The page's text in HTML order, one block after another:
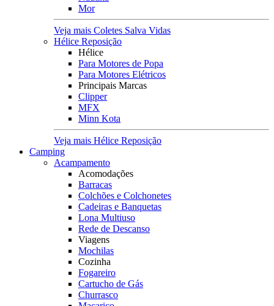
Mor
Veja mais Coletes Salva Vidas
Hélice Reposição
Hélice
Para Motores de Popa
Para Motores Elétricos
Principais Marcas
Clipper
MFX
Minn Kota
Veja mais Hélice Reposição
Camping
Acampamento
Acomodações
Barracas
Colchões e Colchonetes
Cadeiras e Banquetas
Lona Multiuso
Rede de Descanso
Viagens
Mochilas
Cozinha
Fogareiro
Cartucho de Gás
Churrasco